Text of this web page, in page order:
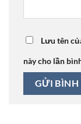
Lưu tên
này cho lần